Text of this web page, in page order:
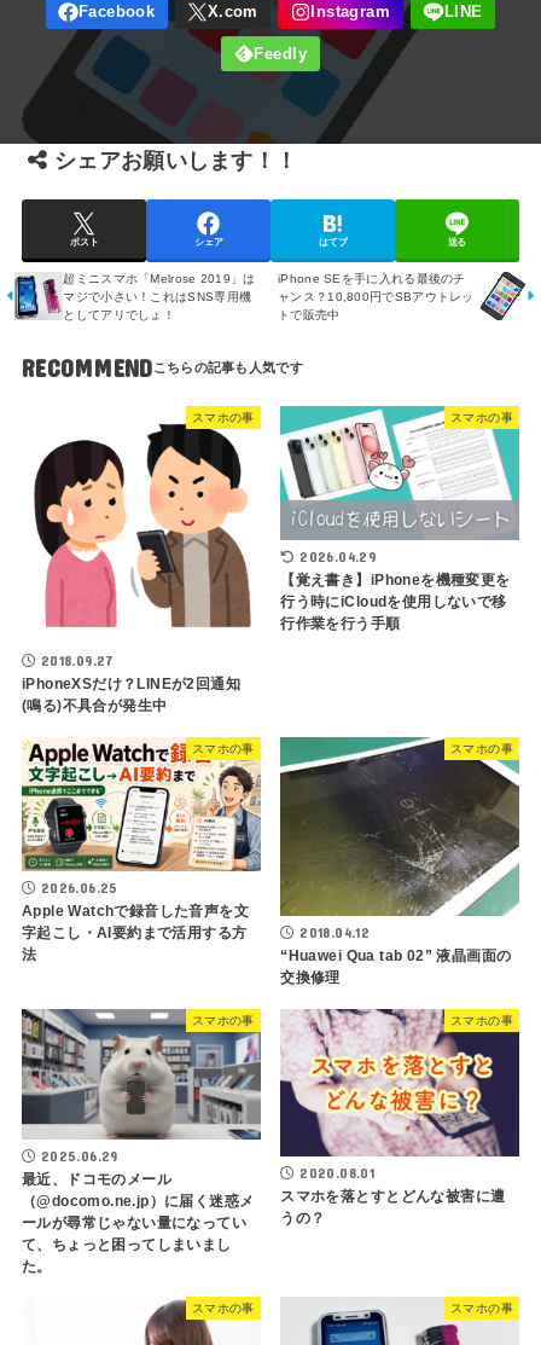
シェアお願いします！！
ポスト シェア はてブ 送る
iPhone SEを手に入れる最後のチ
ャンス？10,800円でSBアウトレッ
トで販売中
超ミニスマホ「Melrose 2019」は
マジで小さい！これはSNS専用機
としてアリでしょ！
RECOMMEND
スマホの事
2018.09.27
iPhoneXSだけ？LINEが2回通知
(鳴る)不具合が発生中
スマホの事
2026.04.29
【覚え書き】iPhoneを機種変更を
行う時にiCloudを使用しないで移
行作業を行う手順
スマホの事
2026.06.25
Apple Watchで録音した音声を文
字起こし・AI要約まで活用する方
法
スマホの事
2018.04.12
“Huawei Qua tab 02” 液晶画面の
交換修理
スマホの事
2025.06.29
最近、ドコモのメール
（@docomo.ne.jp）に届く迷惑メ
ールが尋常じゃない量になってい
て、ちょっと困ってしまいまし
た。
スマホの事
2020.08.01
スマホを落とすとどんな被害に遭
うの？
スマホの事 スマホの事